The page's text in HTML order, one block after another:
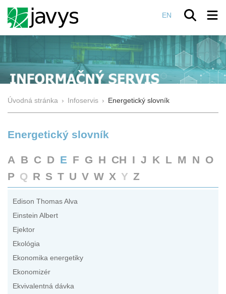
EN
Úvodná stránka › Infoservis › Energetický slovník
Energetický slovník
A B C D E F G H CH I J K L M N O
P Q R S T U V W X Y Z
Edison Thomas Alva
Einstein Albert
Ejektor
Ekológia
Ekonomika energetiky
Ekonomizér
Ekvivalentná dávka